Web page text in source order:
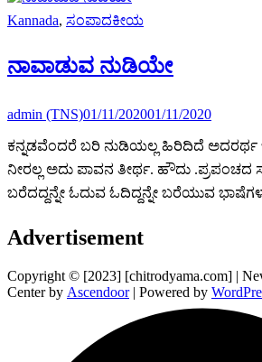
Kannada, ಸಂಪಾದಕೀಯ
ನಾವಾಡುವ ನುಡಿಯೇ
admin (TNS)01/11/202001/11/2020
ಕನ್ನಡವೆಂದರೆ ಬರಿ ನುಡಿಯಲ್ಲ ಹಿರಿದಿದೆ
ನೀರಲ್ಲ ಅದು ಪಾವನ ತೀರ್ಥ. ಹೌದು .ಪ್ರಪಂಚದ
ಬರೆದದ್ದನ್ನೇ ಓದುವ ಓದಿದ್ದನ್ನೇ ಬರೆಯುವ
Advertisement
Copyright © [2023] [chitrodyama.com] |
Center by Ascendoor| Powered by